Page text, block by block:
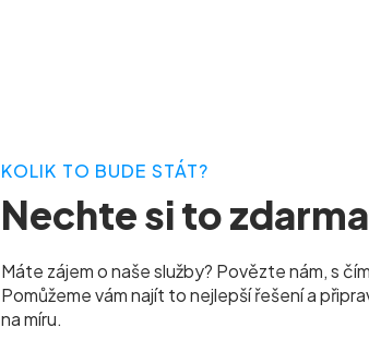
KOLIK TO BUDE STÁT?
Nechte si to
Máte zájem o naše služby? Povězte nám, s
Pomůžeme vám najít to nejlepší řešení a
na míru.